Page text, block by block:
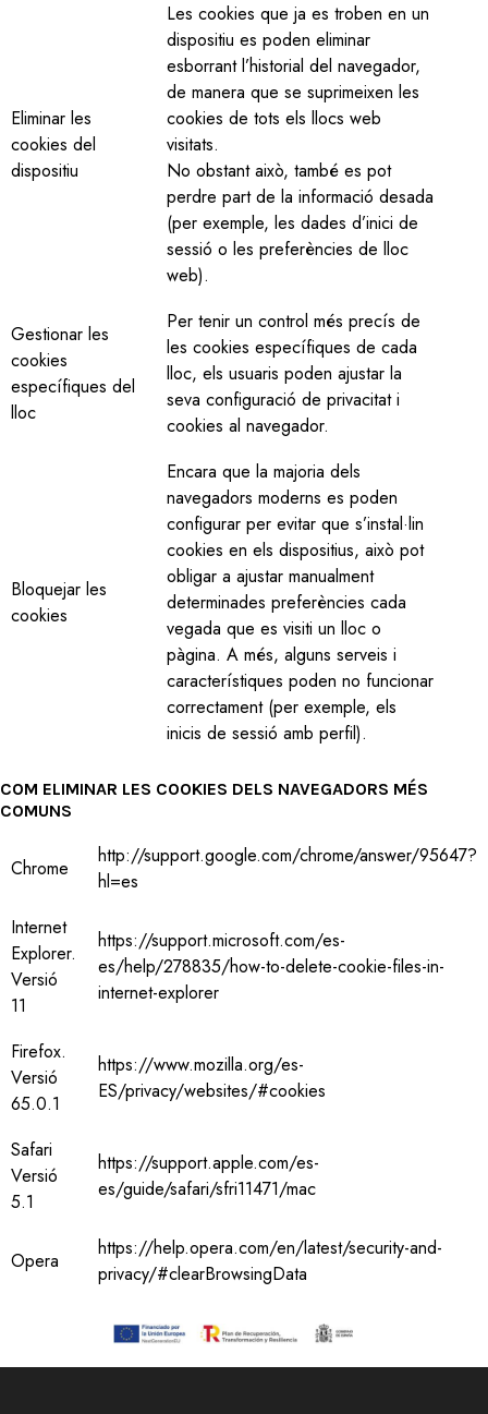
Eliminar les
cookies del
dispositiu
Les cookies que ja es troben en un
dispositiu es poden eliminar
esborrant l’historial del navegador,
de manera que se suprimeixen les
cookies de tots els llocs web
visitats.
No obstant això, també es pot
perdre part de la informació desada
(per exemple, les dades d’inici de
sessió o les preferències de lloc
web).
Gestionar les
cookies
específiques del
lloc
Per tenir un control més precís de
les cookies específiques de cada
lloc, els usuaris poden ajustar la
seva configuració de privacitat i
cookies al navegador.
Bloquejar les
cookies
Encara que la majoria dels
navegadors moderns es poden
configurar per evitar que s’instal·lin
cookies en els dispositius, això pot
obligar a ajustar manualment
determinades preferències cada
vegada que es visiti un lloc o
pàgina. A més, alguns serveis i
característiques poden no funcionar
correctament (per exemple, els
inicis de sessió amb perfil).
COM ELIMINAR LES COOKIES DELS NAVEGADORS MÉS
COMUNS
Chrome
http://support.google.com/chrome/answer/95647?
hl=es
Internet
Explorer.
Versió
11
https://support.microsoft.com/es-
es/help/278835/how-to-delete-cookie-files-in-
internet-explorer
Firefox.
Versió
65.0.1
https://www.mozilla.org/es-
ES/privacy/websites/#cookies
Safari
Versió
5.1
https://support.apple.com/es-
es/guide/safari/sfri11471/mac
Opera
https://help.opera.com/en/latest/security-and-
privacy/#clearBrowsingData